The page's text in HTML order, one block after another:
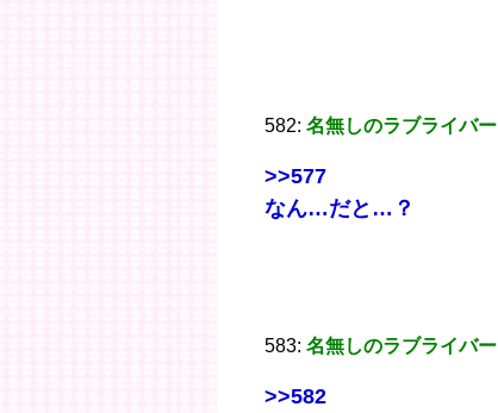
582: 名無しのラブライバー
>>577
なん…だと…？
583: 名無しのラブライバー
>>582